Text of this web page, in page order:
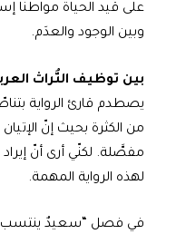
على قَيد الحياة مواطنًا
وبين الوجود والعدَم.
بين توظيف التُّراث
‌يصطدم قارئ الرواية
من الكثرة بحيث إنّ
مفصَّلة. لكنّي أرى أنّ
لهذه الرواية المهمة.
في فصل “سعيدٌ ينتسب”